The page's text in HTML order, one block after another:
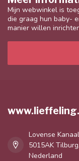
Mijn webwinkel is
die graag hun baby-
manier willen
Lovense
5015AK
Nederland